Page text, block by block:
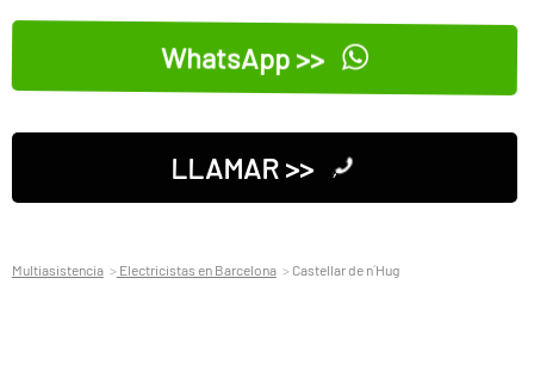
WhatsApp >>
LLAMAR >>
Multiasistencia Electricistas en Barcelona Castellar de n´Hug